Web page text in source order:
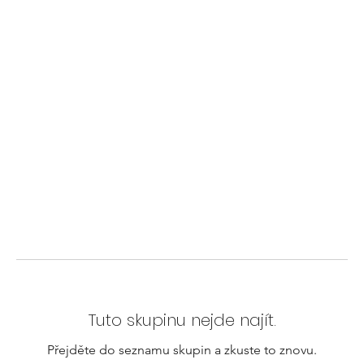
Tuto skupinu nejde najít.
Přejděte do seznamu skupin a zkuste to znovu.